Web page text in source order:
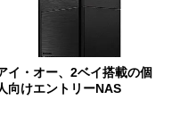
イ・オー、2ベイ搭載の個
向けエントリーNAS